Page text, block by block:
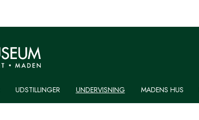
UDSTILLINGER UNDERVISNING MADENS HUS